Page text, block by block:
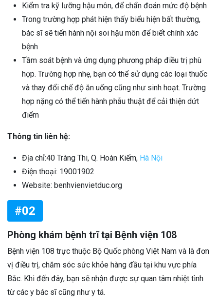
Kiểm tra kỹ lưỡng hậu môn, để chẩn đoán mức độ bệnh
Trong trường hợp phát hiện thấy biểu hiện bất thường,
bác sĩ sẽ tiến hành nội soi hậu môn để biết chính xác
bệnh
Tầm soát bệnh và ứng dụng phương pháp điều trị phù
hợp. Trường hợp nhẹ, bạn có thể sử dụng các loại thuốc
và thay đổi chế độ ăn uống cũng như sinh hoạt. Trường
hợp nặng có thể tiến hành phẫu thuật để cải thiện dứt
điểm
Thông tin liên hệ:
Địa chỉ:40 Tràng Thi, Q. Hoàn Kiếm, Hà Nội
Điện thoại: 19001902
Website: benhvienvietduc.org
#02
Phòng khám bệnh trĩ tại Bệnh viện 108
Bệnh viện 108 trực thuộc Bộ Quốc phòng Việt Nam và là đơn
vị điều trị, chăm sóc sức khỏe hàng đầu tại khu vực phía
Bắc. Khi đến đây, bạn sẽ nhận được sự quan tâm nhiệt tình
từ các y bác sĩ cũng như y tá.